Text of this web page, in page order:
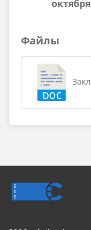
Файлы